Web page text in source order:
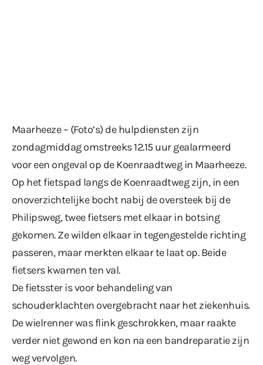
Maarheeze – (Foto’s) de hulpdiensten zijn
zondagmiddag omstreeks 12.15 uur gealarmeerd
voor een ongeval op de Koenraadtweg in Maarheeze.
Op het fietspad langs de Koenraadtweg zijn, in een
onoverzichtelijke bocht nabij de oversteek bij de
Philipsweg, twee fietsers met elkaar in botsing
gekomen. Ze wilden elkaar in tegengestelde richting
passeren, maar merkten elkaar te laat op. Beide
fietsers kwamen ten val.
De fietsster is voor behandeling van
schouderklachten overgebracht naar het ziekenhuis.
De wielrenner was flink geschrokken, maar raakte
verder niet gewond en kon na een bandreparatie zijn
weg vervolgen.